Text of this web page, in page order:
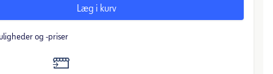
Læg i kurv
og -priser